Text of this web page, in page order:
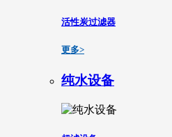
活性炭过滤器
更多>
纯水设备